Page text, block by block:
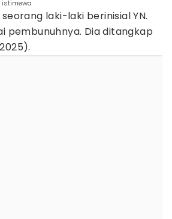
istimewa
laki-laki berinisial YN.
pembunuhnya. Dia ditangkap